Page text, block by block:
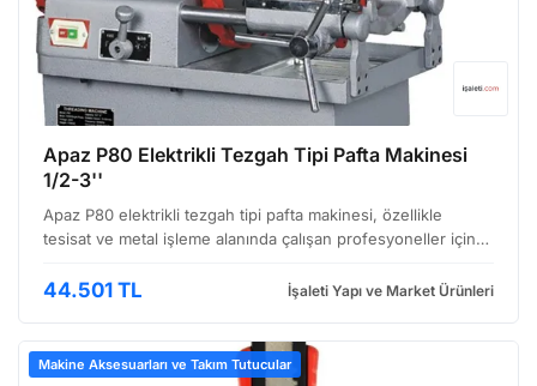
Apaz P80 Elektrikli Tezgah Tipi Pafta Makinesi
1/2-3''
Apaz P80 elektrikli tezgah tipi pafta makinesi, özellikle
tesisat ve metal işleme alanında çalışan profesyoneller için
farklı çaplarda boru ve bağlantı elemanla…
44.501 TL İşaleti Yapı ve Market Ürünleri
Makine Aksesuarları ve Takım Tutucular